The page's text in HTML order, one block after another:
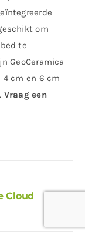
om
te
GeoCeramica
cm en 6 cm
Vraag een
Cloud